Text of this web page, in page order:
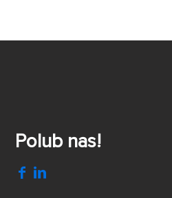
Polub nas!